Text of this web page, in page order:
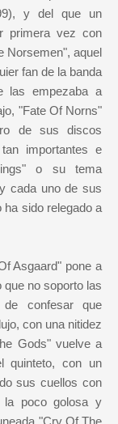
y del que un
primera vez con
Norsemen", aquel
fan de la banda
las empezaba a
"Fate Of Norns"
de sus discos
importantes e
o su tema
cada uno de sus
ha sido relegado a
Asgaard" pone a
no soporto las
confesar que
con una nitidez
Gods" vuelve a
quinteto, con un
sus cuellos con
la poco golosa y
"Cry Of The